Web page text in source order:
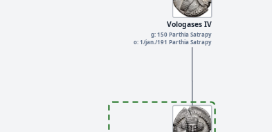
Vologases IV
g: 150 Parthia Satrapy
o: 1/jan./191 Parthia Satrapy